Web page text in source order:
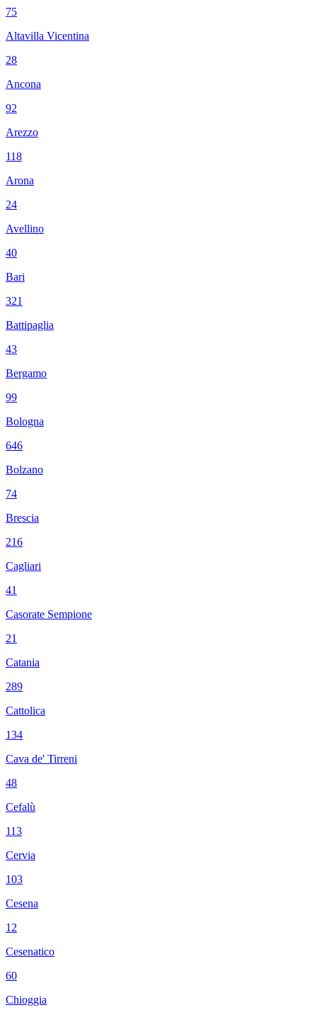
75
Altavilla Vicentina
28
Ancona
92
Arezzo
118
Arona
24
Avellino
40
Bari
321
Battipaglia
43
Bergamo
99
Bologna
646
Bolzano
74
Brescia
216
Cagliari
41
Casorate Sempione
21
Catania
289
Cattolica
134
Cava de' Tirreni
48
Cefalù
113
Cervia
103
Cesena
12
Cesenatico
60
Chioggia